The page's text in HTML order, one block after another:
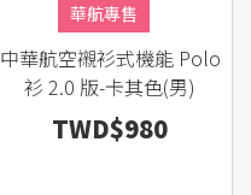
華航專售
中華航空襯衫式機能 Polo
衫 2.0 版-卡其色(男)
TWD$980